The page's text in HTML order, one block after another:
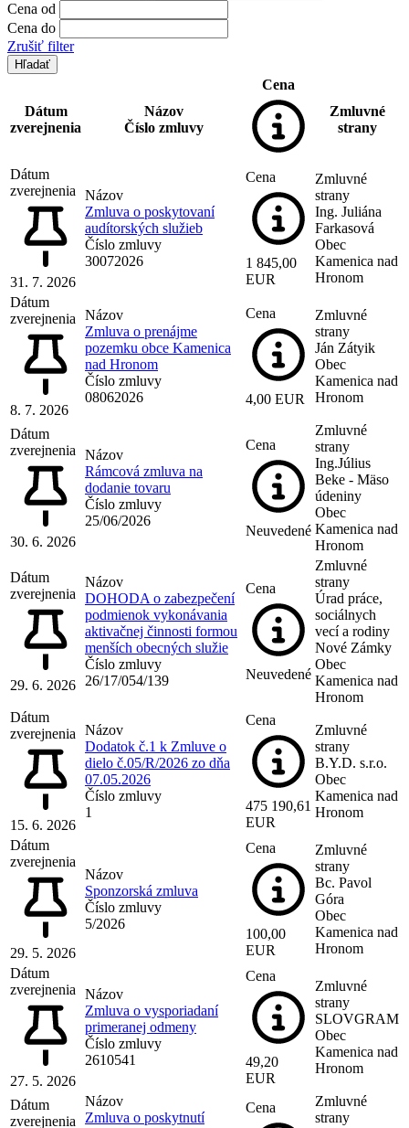
Cena od
Cena do
Zrušiť filter
Dátum
zverejnenia
Názov
Číslo zmluvy
Cena
Zmluvné
strany
Dátum
zverejnenia
31. 7. 2026
Názov
Zmluva o poskytovaní
audítorských služieb
Číslo zmluvy
30072026
Cena
1 845,00
EUR
Zmluvné
strany
Ing. Juliána
Farkasová
Obec
Kamenica nad
Hronom
Dátum
zverejnenia
8. 7. 2026
Názov
Zmluva o prenájme
pozemku obce Kamenica
nad Hronom
Číslo zmluvy
08062026
Cena
4,00 EUR
Zmluvné
strany
Ján Zátyik
Obec
Kamenica nad
Hronom
Dátum
zverejnenia
30. 6. 2026
Názov
Rámcová zmluva na
dodanie tovaru
Číslo zmluvy
25/06/2026
Cena
Neuvedené
Zmluvné
strany
Ing.Július
Beke - Mäso
údeniny
Obec
Kamenica nad
Hronom
Dátum
zverejnenia
29. 6. 2026
Názov
DOHODA o zabezpečení
podmienok vykonávania
aktivačnej činnosti formou
menších obecných služie
Číslo zmluvy
26/17/054/139
Cena
Neuvedené
Zmluvné
strany
Úrad práce,
sociálnych
vecí a rodiny
Nové Zámky
Obec
Kamenica nad
Hronom
Dátum
zverejnenia
15. 6. 2026
Názov
Dodatok č.1 k Zmluve o
dielo č.05/R/2026 zo dňa
07.05.2026
Číslo zmluvy
1
Cena
475 190,61
EUR
Zmluvné
strany
B.Y.D. s.r.o.
Obec
Kamenica nad
Hronom
Dátum
zverejnenia
29. 5. 2026
Názov
Sponzorská zmluva
Číslo zmluvy
5/2026
Cena
100,00
EUR
Zmluvné
strany
Bc. Pavol
Góra
Obec
Kamenica nad
Hronom
Dátum
zverejnenia
27. 5. 2026
Názov
Zmluva o vysporiadaní
primeranej odmeny
Číslo zmluvy
2610541
Cena
49,20
EUR
Zmluvné
strany
SLOVGRAM
Obec
Kamenica nad
Hronom
Dátum
zverejnenia
Názov
Zmluva o poskytnutí
Cena
Zmluvné
strany